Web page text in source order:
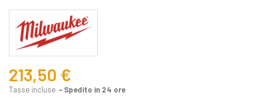
213,50 €
Tasse incluse Spedito in 24 ore